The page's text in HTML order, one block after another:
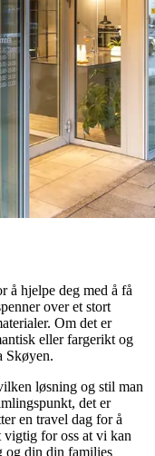
å hjelpe deg med å få
over et stort
Om det er
eller fargerikt og
Skøyen.
løsning og stil man
det er
en travel dag for å
vigtig for oss at vi kan
og din din families